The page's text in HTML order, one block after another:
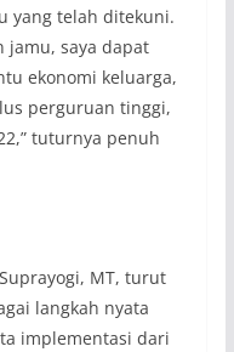
yang telah ditekuni.
jamu, saya dapat
ekonomi keluarga,
perguruan tinggi,
tuturnya penuh
MT, turut
langkah nyata
implementasi dari